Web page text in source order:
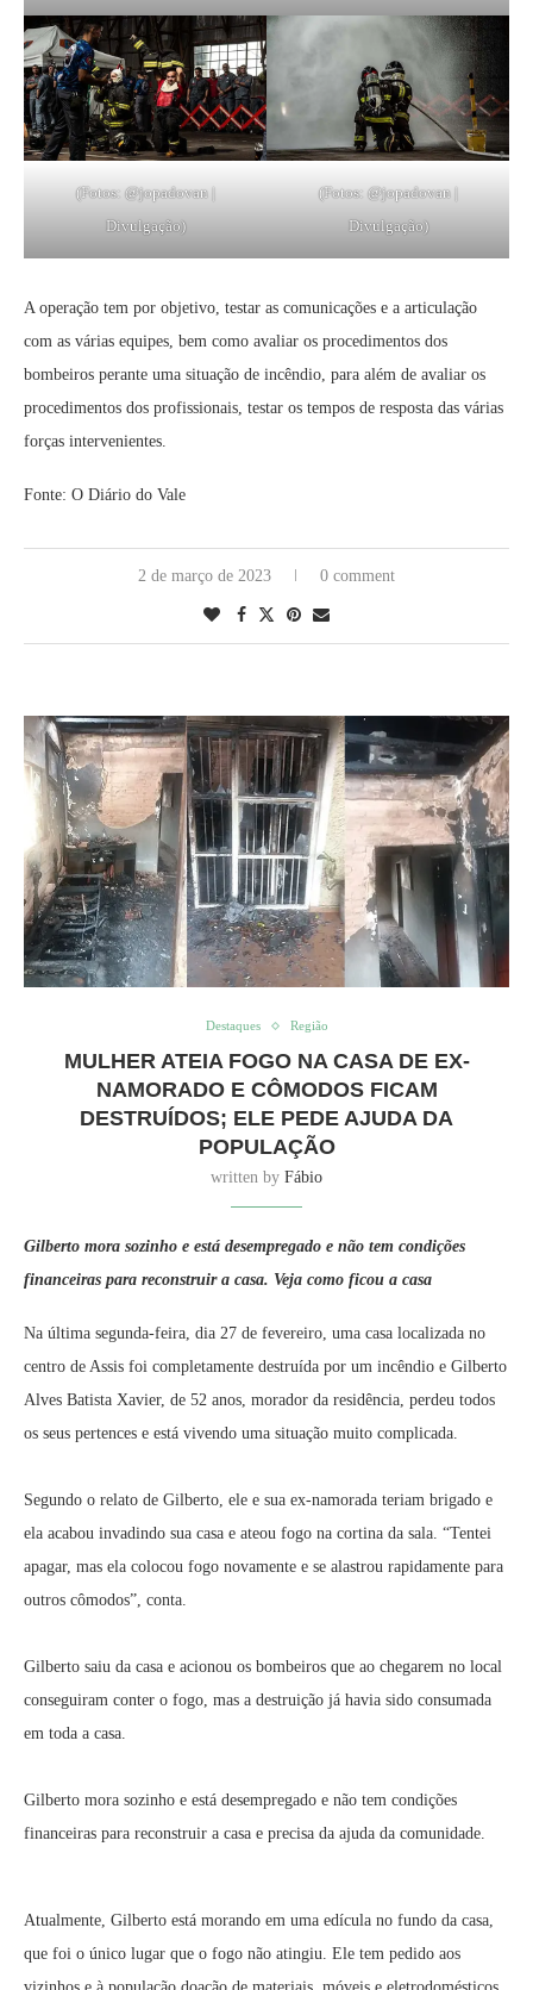
(Fotos: @jopadovan |
Divulgação)
(Fotos: @jopadovan |
Divulgação)
A operação tem por objetivo, testar as comunicações e a articulação
com as várias equipes, bem como avaliar os procedimentos dos
bombeiros perante uma situação de incêndio, para além de avaliar os
procedimentos dos profissionais, testar os tempos de resposta das várias
forças intervenientes.
Fonte: O Diário do Vale
2 de março de 2023 0 comment
Destaques Região
MULHER ATEIA FOGO NA CASA DE EX-
NAMORADO E CÔMODOS FICAM
DESTRUÍDOS; ELE PEDE AJUDA DA
POPULAÇÃO
written by Fábio
Gilberto mora sozinho e está desempregado e não tem condições
financeiras para reconstruir a casa. Veja como ficou a casa
Na última segunda-feira, dia 27 de fevereiro, uma casa localizada no
centro de Assis foi completamente destruída por um incêndio e Gilberto
Alves Batista Xavier, de 52 anos, morador da residência, perdeu todos
os seus pertences e está vivendo uma situação muito complicada.
Segundo o relato de Gilberto, ele e sua ex-namorada teriam brigado e
ela acabou invadindo sua casa e ateou fogo na cortina da sala. “Tentei
apagar, mas ela colocou fogo novamente e se alastrou rapidamente para
outros cômodos”, conta.
Gilberto saiu da casa e acionou os bombeiros que ao chegarem no local
conseguiram conter o fogo, mas a destruição já havia sido consumada
em toda a casa.
Gilberto mora sozinho e está desempregado e não tem condições
financeiras para reconstruir a casa e precisa da ajuda da comunidade.
Atualmente, Gilberto está morando em uma edícula no fundo da casa,
que foi o único lugar que o fogo não atingiu. Ele tem pedido aos